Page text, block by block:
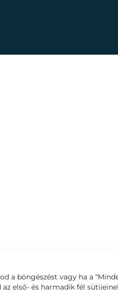
a böngészést vagy ha a
első- és harmadik fél